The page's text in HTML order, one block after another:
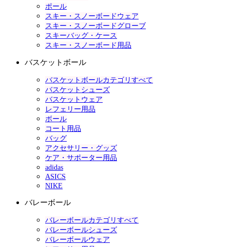
ポール
スキー・スノーボードウェア
スキー・スノーボードグローブ
スキーバッグ・ケース
スキー・スノーボード用品
バスケットボール
バスケットボールカテゴリすべて
バスケットシューズ
バスケットウェア
レフェリー用品
ボール
コート用品
バッグ
アクセサリー・グッズ
ケア・サポーター用品
adidas
ASICS
NIKE
バレーボール
バレーボールカテゴリすべて
バレーボールシューズ
バレーボールウェア